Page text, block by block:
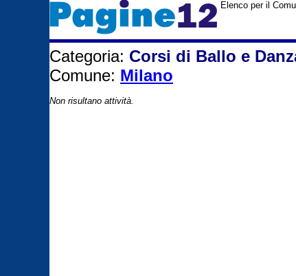
Elenco per il
Categoria: Corsi di Ballo e
Comune: Milano
Non risultano attività.